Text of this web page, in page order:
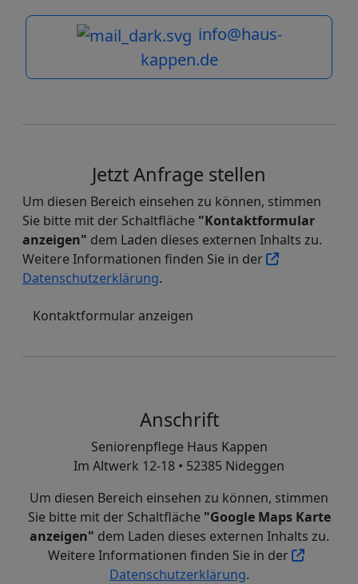
info@haus-
kappen.de
Jetzt Anfrage stellen
Um diesen Bereich einsehen zu können, stimmen
Sie bitte mit der Schaltfläche "Kontaktformular
anzeigen" dem Laden dieses externen Inhalts zu.
Weitere Informationen finden Sie in der
Datenschutzerklärung.
Kontaktformular anzeigen
Anschrift
Seniorenpflege Haus Kappen
Im Altwerk 12-18 • 52385 Nideggen
Um diesen Bereich einsehen zu können, stimmen
Sie bitte mit der Schaltfläche "Google Maps Karte
anzeigen" dem Laden dieses externen Inhalts zu.
Weitere Informationen finden Sie in der
Datenschutzerklärung.